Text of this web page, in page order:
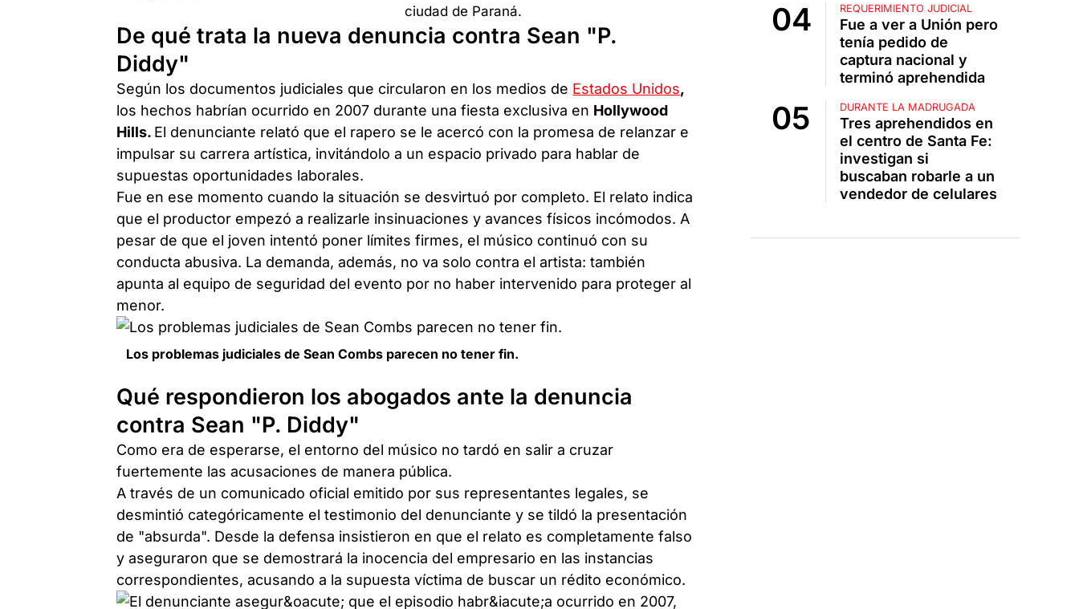
De qué trata la nueva denuncia contra Sean "P.
Diddy"
Según los documentos judiciales que circularon en los medios de Estados Unidos,
los hechos habrían ocurrido en 2007 durante una fiesta exclusiva en Hollywood
Hills. El denunciante relató que el rapero se le acercó con la promesa de relanzar e
impulsar su carrera artística, invitándolo a un espacio privado para hablar de
supuestas oportunidades laborales.
Fue en ese momento cuando la situación se desvirtuó por completo. El relato indica
que el productor empezó a realizarle insinuaciones y avances físicos incómodos. A
pesar de que el joven intentó poner límites firmes, el músico continuó con su
conducta abusiva. La demanda, además, no va solo contra el artista: también
apunta al equipo de seguridad del evento por no haber intervenido para proteger al
menor.
Los problemas judiciales de Sean Combs parecen no tener fin.
Qué respondieron los abogados ante la denuncia
contra Sean "P. Diddy"
Como era de esperarse, el entorno del músico no tardó en salir a cruzar
fuertemente las acusaciones de manera pública.
A través de un comunicado oficial emitido por sus representantes legales, se
desmintió categóricamente el testimonio del denunciante y se tildó la presentación
de "absurda". Desde la defensa insistieron en que el relato es completamente falso
y aseguraron que se demostrará la inocencia del empresario en las instancias
correspondientes, acusando a la supuesta víctima de buscar un rédito económico.
REQUERIMIENTO JUDICIAL
Fue a ver a Unión pero
tenía pedido de
captura nacional y
terminó aprehendida
DURANTE LA MADRUGADA
Tres aprehendidos en
el centro de Santa Fe:
investigan si
buscaban robarle a un
vendedor de celulares